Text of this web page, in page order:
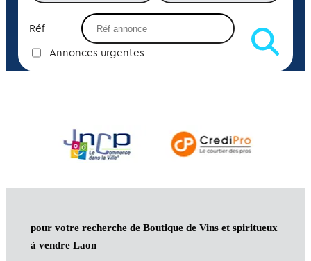
Réf
Annonces urgentes
pour votre recherche de Boutique de Vins et spiritueux
à vendre Laon